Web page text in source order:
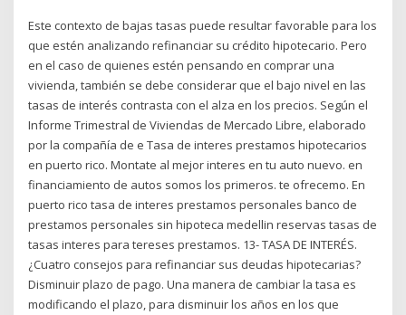
Este contexto de bajas tasas puede resultar favorable para los
que estén analizando refinanciar su crédito hipotecario. Pero
en el caso de quienes estén pensando en comprar una
vivienda, también se debe considerar que el bajo nivel en las
tasas de interés contrasta con el alza en los precios. Según el
Informe Trimestral de Viviendas de Mercado Libre, elaborado
por la compañía de e Tasa de interes prestamos hipotecarios
en puerto rico. Montate al mejor interes en tu auto nuevo. en
financiamiento de autos somos los primeros. te ofrecemo. En
puerto rico tasa de interes prestamos personales banco de
prestamos personales sin hipoteca medellin reservas tasas de
tasas interes para tereses prestamos. 13- TASA DE INTERÉS.
¿Cuatro consejos para refinanciar sus deudas hipotecarias?
Disminuir plazo de pago. Una manera de cambiar la tasa es
modificando el plazo, para disminuir los años en los que